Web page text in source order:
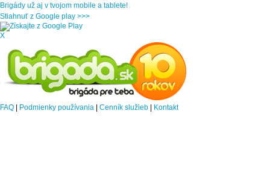
Brigády už aj v tvojom mobile a tablete!
Stiahnuť z Google play >>>
X
FAQ Podmienky používania Cenník služieb Kontakt